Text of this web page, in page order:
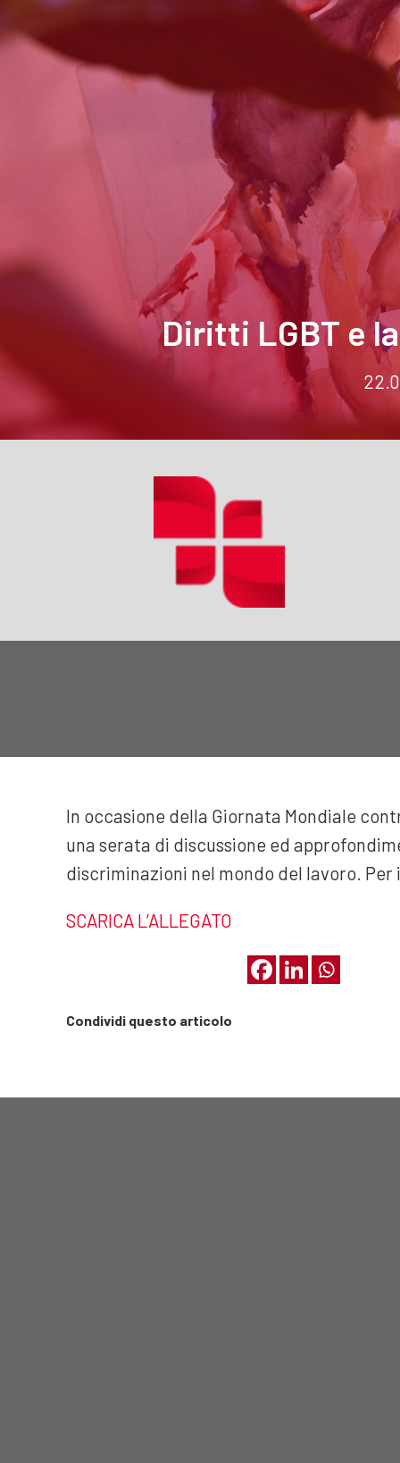
Diritti LGBT e
In occasione della Giornata Mondiale
una serata di discussione ed
discriminazioni nel mondo del lavoro.
SCARICA L’ALLEGATO
Condividi questo articolo